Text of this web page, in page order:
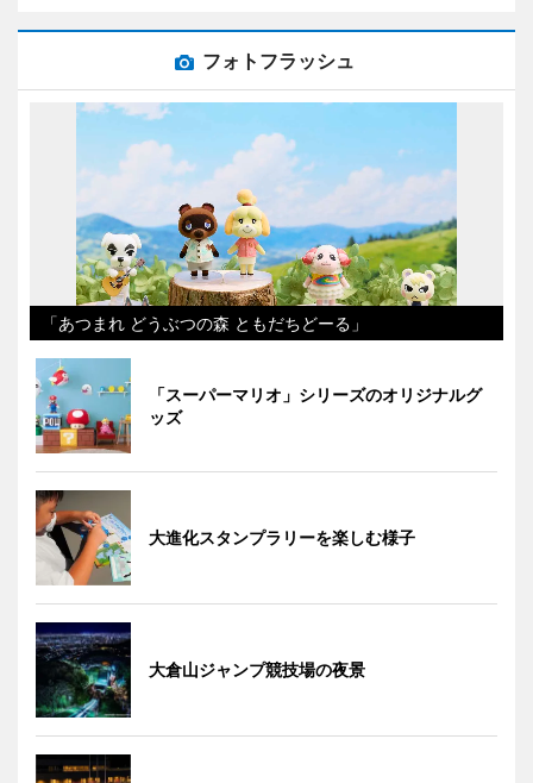
フォトフラッシュ
「あつまれ どうぶつの森 ともだちどーる」
「スーパーマリオ」シリーズのオリジナルグ
ッズ
大進化スタンプラリーを楽しむ様子
大倉山ジャンプ競技場の夜景